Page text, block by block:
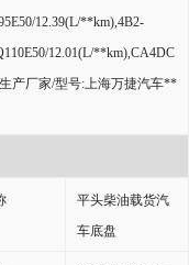
12.39(L/**km),4B2-
12.01(L/**km),CA4DC
生产厂家/型号:上海万捷汽车**
平头柴油载货汽
车底盘